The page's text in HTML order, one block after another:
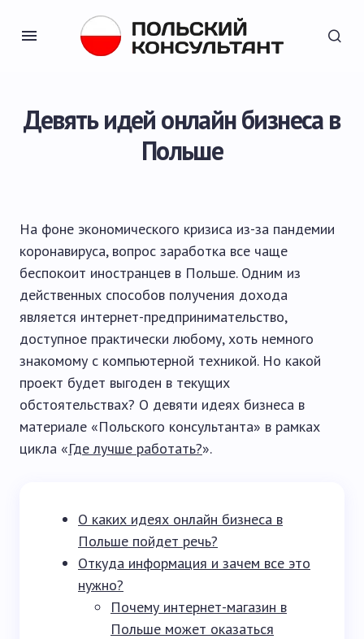
Девять идей онлайн бизнеса в
Польше
На фоне экономического кризиса из-за пандемии
коронавируса, вопрос заработка все чаще
беспокоит иностранцев в Польше. Одним из
действенных способов получения дохода
является интернет-предпринимательство,
доступное практически любому, хоть немного
знакомому с компьютерной техникой. Но какой
проект будет выгоден в текущих
обстоятельствах? О девяти идеях бизнеса в
материале «Польского консультанта» в рамках
цикла «Где лучше работать?».
О каких идеях онлайн бизнеса в
Польше пойдет речь?
Откуда информация и зачем все это
нужно?
Почему интернет-магазин в
Польше может оказаться